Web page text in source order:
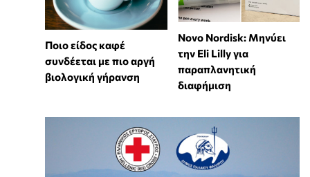
Ποιο είδος καφέ
συνδέεται με πιο αργή
βιολογική γήρανση
Novo Nordisk: Μηνύει
την Eli Lilly για
παραπλανητική
διαφήμιση